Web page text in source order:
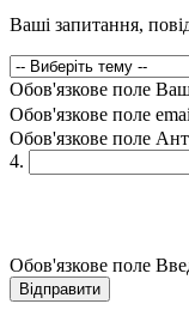
Ваші запитання,
Обов'язкове поле
Обов'язкове поле
Обов'язкове поле
4.
Обов'язкове поле